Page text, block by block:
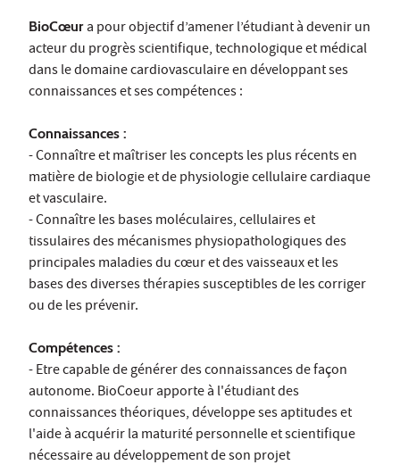
BioCœura pour objectif d’amener l’étudiant à devenir un
acteur du progrès scientifique, technologique et médical
dans le domaine cardiovasculaire en développant ses
connaissances et ses compétences :
Connaissances :
- Connaître et maîtriser les concepts les plus récents en
matière de biologie et de physiologie cellulaire cardiaque
et vasculaire.
- Connaître les bases moléculaires, cellulaires et
tissulaires des mécanismes physiopathologiques des
principales maladies du cœur et des vaisseaux et les
bases des diverses thérapies susceptibles de les corriger
ou de les prévenir.
Compétences :
- Etre capable de générer des connaissances de façon
autonome. BioCoeur apporte à l'étudiant des
connaissances théoriques, développe ses aptitudes et
l'aide à acquérir la maturité personnelle et scientifique
nécessaire au développement de son projet